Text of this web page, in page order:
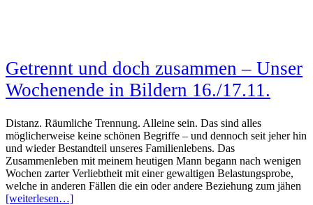
Getrennt und doch zusammen – Unser
Wochenende in Bildern 16./17.11.
Distanz. Räumliche Trennung. Alleine sein. Das sind alles
möglicherweise keine schönen Begriffe – und dennoch seit jeher hin
und wieder Bestandteil unseres Familienlebens. Das
Zusammenleben mit meinem heutigen Mann begann nach wenigen
Wochen zarter Verliebtheit mit einer gewaltigen Belastungsprobe,
welche in anderen Fällen die ein oder andere Beziehung zum jähen
[weiterlesen…]